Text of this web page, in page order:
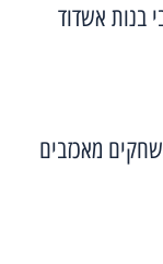
בנות אשדוד
מאכזבים